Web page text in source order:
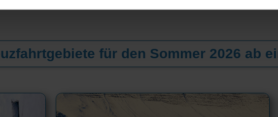
für den Sommer 2026 ab